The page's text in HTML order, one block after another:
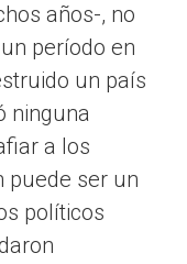
años-, no
período en
un país
ninguna
a los
puede ser un
políticos